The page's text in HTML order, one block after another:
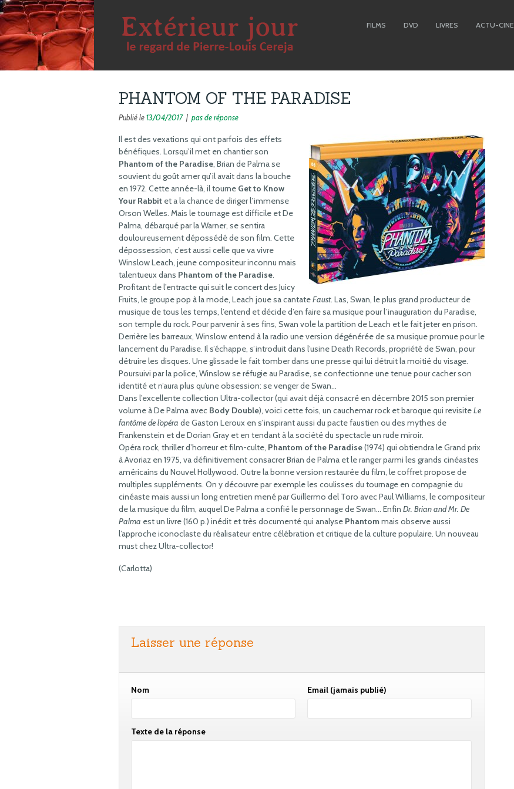
FILMS DVD LIVRES ACTU-CINE
PHANTOM OF THE PARADISE
Publié le13/04/2017| pas de réponse
Il est des vexations qui ont parfois des effets
bénéfiques. Lorsqu’il met en chantier son
Phantom of the Paradise, Brian de Palma se
souvient du goût amer qu’il avait dans la bouche
en 1972. Cette année-là, il tourne Get to Know
Your Rabbit et a la chance de diriger l’immense
Orson Welles. Mais le tournage est difficile et De
Palma, débarqué par la Warner, se sentira
douloureusement dépossédé de son film. Cette
dépossession, c’est aussi celle que va vivre
Winslow Leach, jeune compositeur inconnu mais
talentueux dans Phantom of the Paradise.
Profitant de l’entracte qui suit le concert des Juicy
Fruits, le groupe pop à la mode, Leach joue sa cantateFaust. Las, Swan, le plus grand producteur de
musique de tous les temps, l’entend et décide d’en faire sa musique pour l’inauguration du Paradise,
son temple du rock. Pour parvenir à ses fins, Swan vole la partition de Leach et le fait jeter en prison.
Derrière les barreaux, Winslow entend à la radio une version dégénérée de sa musique promue pour le
lancement du Paradise. Il s’échappe, s’introduit dans l’usine Death Records, propriété de Swan, pour
détruire les disques. Une glissade le fait tomber dans une presse qui lui détruit la moitié du visage.
Poursuivi par la police, Winslow se réfugie au Paradise, se confectionne une tenue pour cacher son
identité et n’aura plus qu’une obsession: se venger de Swan…
Dans l’excellente collection Ultra-collector (qui avait déjà consacré en décembre 2015 son premier
volume à De Palma avec Body Double), voici cette fois, un cauchemar rock et baroque qui revisiteLe
fantôme de l’opéra de Gaston Leroux en s’inspirant aussi du pacte faustien ou des mythes de
Frankenstein et de Dorian Gray et en tendant à la société du spectacle un rude miroir.
Opéra rock, thriller d’horreur et film-culte, Phantom of the Paradise(1974) qui obtiendra le Grand prix
à Avoriaz en 1975, va définitivement consacrer Brian de Palma et le ranger parmi les grands cinéastes
américains du Nouvel Hollywood. Outre la bonne version restaurée du film, le coffret propose de
multiples suppléments. On y découvre par exemple les coulisses du tournage en compagnie du
cinéaste mais aussi un long entretien mené par Guillermo del Toro avec Paul Williams, le compositeur
de la musique du film, auquel De Palma a confié le personnage de Swan… Enfin Dr. Brian and Mr. De
Palma est un livre (160 p.) inédit et très documenté qui analyse Phantommais observe aussi
l’approche iconoclaste du réalisateur entre célébration et critique de la culture populaire. Un nouveau
must chez Ultra-collector!
(Carlotta)
Laisser une réponse
Nom Email (jamais publié)
Texte de la réponse